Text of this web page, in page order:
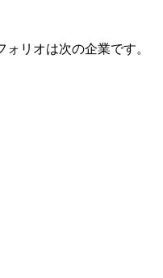
リオは次の企業です。